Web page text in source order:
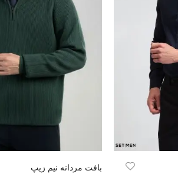
بافت مردانه نیم زیپ